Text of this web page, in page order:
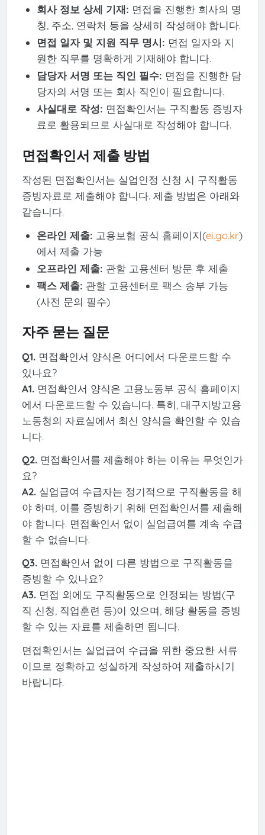
회사 정보 상세 기재: 면접을 진행한 회사의 명
칭, 주소, 연락처 등을 상세히 작성해야 합니다.
면접 일자 및 지원 직무 명시: 면접 일자와 지
원한 직무를 명확하게 기재해야 합니다.
담당자 서명 또는 직인 필수: 면접을 진행한 담
당자의 서명 또는 회사 직인이 필요합니다.
사실대로 작성: 면접확인서는 구직활동 증빙자
료로 활용되므로 사실대로 작성해야 합니다.
면접확인서 제출 방법
작성된 면접확인서는 실업인정 신청 시 구직활동
증빙자료로 제출해야 합니다. 제출 방법은 아래와
같습니다.
온라인 제출: 고용보험 공식 홈페이지(ei.go.kr)
에서 제출 가능
오프라인 제출: 관할 고용센터 방문 후 제출
팩스 제출: 관할 고용센터로 팩스 송부 가능
(사전 문의 필수)
자주 묻는 질문
Q1.면접확인서 양식은 어디에서 다운로드할 수
있나요?
A1.면접확인서 양식은 고용노동부 공식 홈페이지
에서 다운로드할 수 있습니다. 특히, 대구지방고용
노동청의 자료실에서 최신 양식을 확인할 수 있습
니다.
Q2.면접확인서를 제출해야 하는 이유는 무엇인가
요?
A2.실업급여 수급자는 정기적으로 구직활동을 해
야 하며, 이를 증빙하기 위해 면접확인서를 제출해
야 합니다. 면접확인서 없이 실업급여를 계속 수급
할 수 없습니다.
Q3.면접확인서 없이 다른 방법으로 구직활동을
증빙할 수 있나요?
A3.면접 외에도 구직활동으로 인정되는 방법(구
직 신청, 직업훈련 등)이 있으며, 해당 활동을 증빙
할 수 있는 자료를 제출하면 됩니다.
면접확인서는 실업급여 수급을 위한 중요한 서류
이므로 정확하고 성실하게 작성하여 제출하시기
바랍니다.